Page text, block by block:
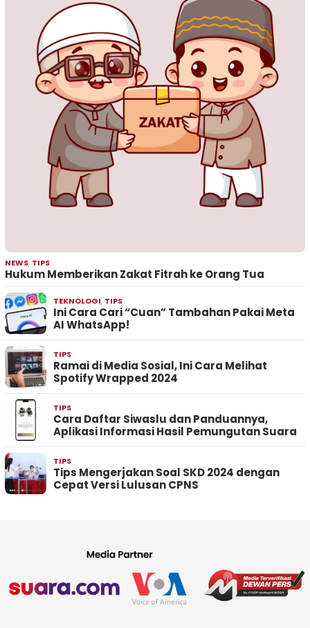
NEWS, TIPS
Hukum Memberikan Zakat Fitrah ke Orang Tua
TEKNOLOGI, TIPS
Ini Cara Cari “Cuan” Tambahan Pakai Meta
AI WhatsApp!
TIPS
Ramai di Media Sosial, Ini Cara Melihat
Spotify Wrapped 2024
TIPS
Cara Daftar Siwaslu dan Panduannya,
Aplikasi Informasi Hasil Pemungutan Suara
TIPS
Tips Mengerjakan Soal SKD 2024 dengan
Cepat Versi Lulusan CPNS